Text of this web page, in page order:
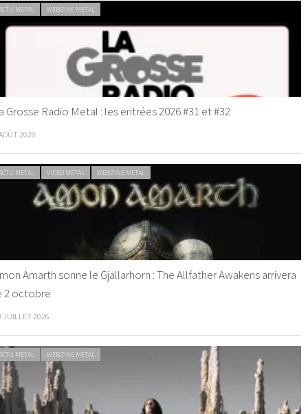
METAL WEBZINE METAL
Grosse Radio Metal : les entrées 2026 #31 et #32
2026
METAL VIDEO METAL WEBZINE METAL
Amarth sonne le Gjallarhorn : The Allfather Awakens arrivera
2 octobre
JUILLET 2026
METAL WEBZINE METAL